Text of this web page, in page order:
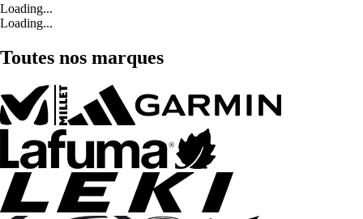
Loading...
Loading...
Toutes nos marques